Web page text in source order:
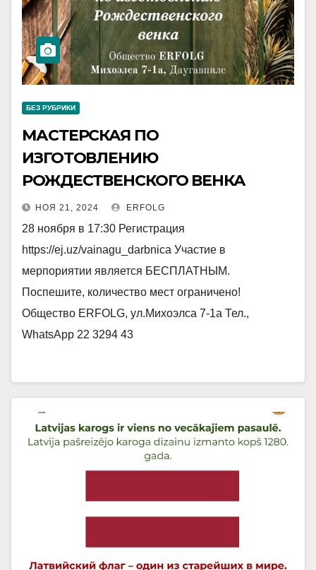
БЕЗ РУБРИКИ
МАСТЕРСКАЯ ПО
ИЗГОТОВЛЕНИЮ
РОЖДЕСТВЕНСКОГО ВЕНКА
НОЯ 21, 2024 ERFOLG
28 ноября в 17:30 Регистрация
https://ej.uz/vainagu_darbnica Участие в
мерпориятии является БЕСПЛАТНЫМ.
Поспешите, количество мест ограничено!
Общество ERFOLG, ул.Михоэлса 7-1а Тел.,
WhatsApp 22 3294 43